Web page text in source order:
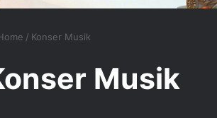
/ Konser Musik
Musik